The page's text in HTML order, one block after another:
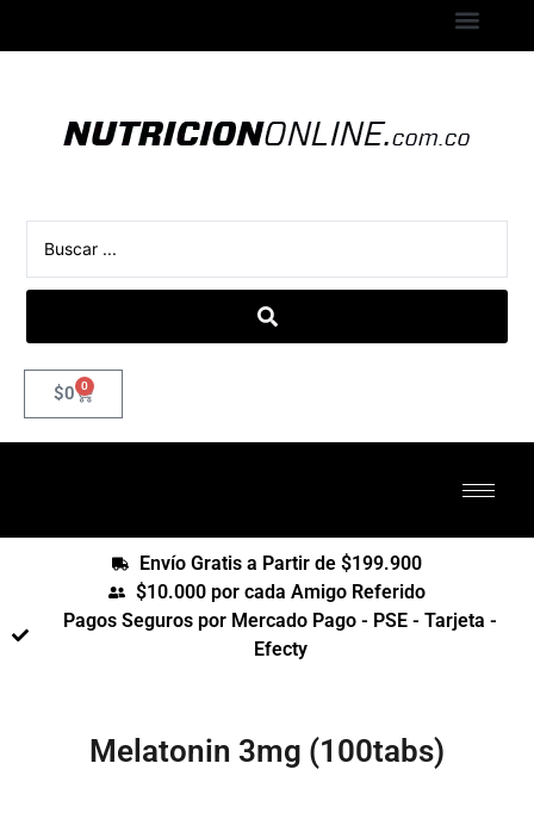
$0 0
Envío Gratis a Partir de $199.900
$10.000 por cada Amigo Referido
Pagos Seguros por Mercado Pago - PSE - Tarjeta -
Efecty
Melatonin 3mg (100tabs)